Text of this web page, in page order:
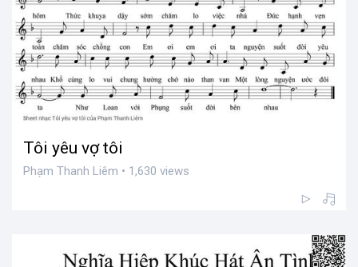
Tôi yêu vợ tôi
Phạm Thanh Liêm • 1,630 views